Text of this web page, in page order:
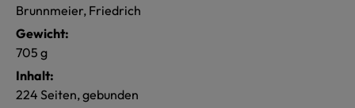
Brunnmeier, Friedrich
Gewicht:
705 g
Inhalt:
224 Seiten, gebunden